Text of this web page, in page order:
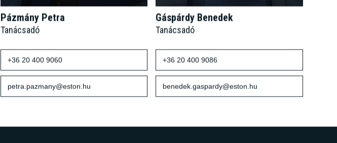
Pázmány Petra
Tanácsadó
+36 20 400 9060
petra.pazmany@eston.hu
Gáspárdy Benedek
Tanácsadó
+36 20 400 9086
benedek.gaspardy@eston.hu